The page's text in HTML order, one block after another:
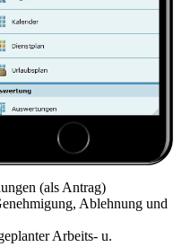
(als Antrag)
Ablehnung und
Arbeits- u.